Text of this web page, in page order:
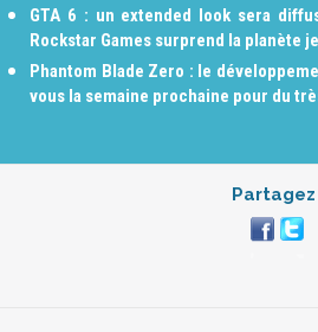
GTA 6 : un extended look sera
Rockstar Games surprend la planète
Phantom Blade Zero : le
vous la semaine prochaine pour du
Partagez